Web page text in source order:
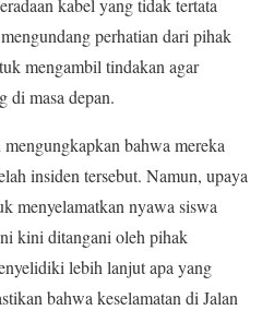
kabel yang tidak tertata
perhatian dari pihak
mengambil tindakan agar
di masa depan.
bahwa mereka
insiden tersebut. Namun, upaya
menyelamatkan nyawa siswa
kini ditangani oleh pihak
lebih lanjut apa yang
bahwa keselamatan di Jalan